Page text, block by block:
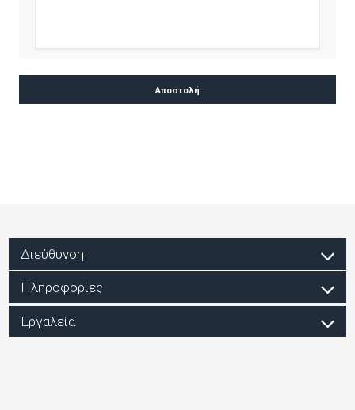
Διεύθυνση
Πληροφορίες
Εργαλεία